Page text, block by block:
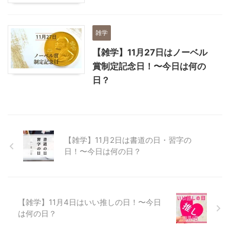
雑学
【雑学】11月27日はノーベル
賞制定記念日！〜今日は何の
日？
【雑学】11月2日は書道の日・習字の
日！〜今日は何の日？
【雑学】11月4日はいい推しの日！〜今日
は何の日？